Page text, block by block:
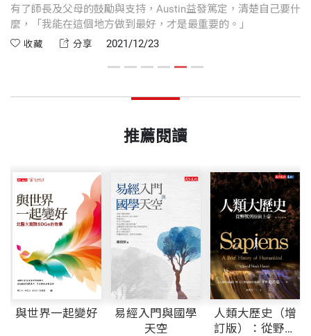
有了師長及父母的鼓勵與支持，Austin益發篤定，清楚自己要什
麼，「我能在這個地方做到最好，才是最重要的。」
收藏 分享 2021/12/23
推薦閱讀
與世界一起變好
易經入門與國學
天空
人類大歷史（增
訂版）：從野獸